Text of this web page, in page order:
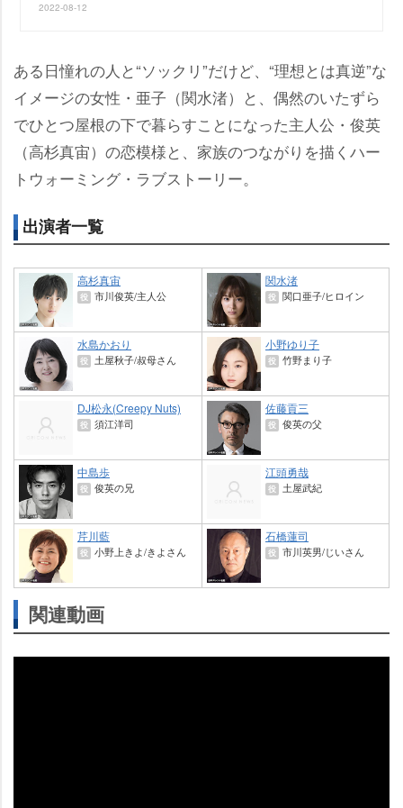
2022-08-12
ある日憧れの人と“ソックリ”だけど、“理想とは真逆”な
イメージの女性・亜子（関水渚）と、偶然のいたずら
でひとつ屋根の下で暮らすことになった主人公・俊英
（高杉真宙）の恋模様と、家族のつながりを描くハー
トウォーミング・ラブストーリー。
出演者一覧
高杉真宙
役 市川俊英/主人公
関水渚
役 関口亜子/ヒロイン
水島かおり
役 土屋秋子/叔母さん
小野ゆり子
役 竹野まり子
DJ松永(Creepy Nuts)
役 須江洋司
佐藤貢三
役 俊英の父
中島歩
役 俊英の兄
江頭勇哉
役 土屋武紀
芹川藍
役 小野上きよ/きよさん
石橋蓮司
役 市川英男/じいさん
関連動画